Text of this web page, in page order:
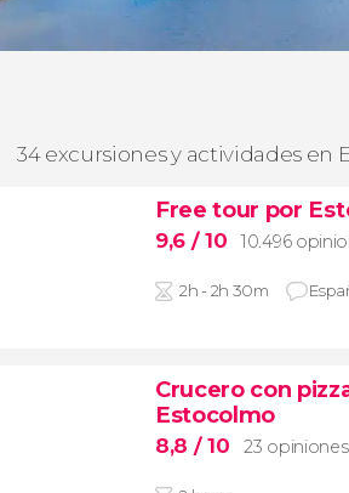
34 excursiones y actividades en
Free tour por
9,6 / 10 10.496
2h - 2h 30m
Crucero con
Estocolmo
8,8 / 10 23 opiniones